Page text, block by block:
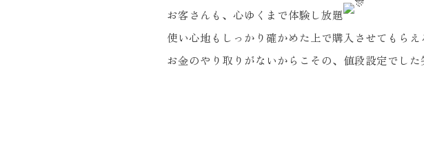
お客さんも、心ゆくまで体験し放題
使い心地もしっかり確かめた上で購入させてもら
お金のやり取りがないからこその、値段設定でした